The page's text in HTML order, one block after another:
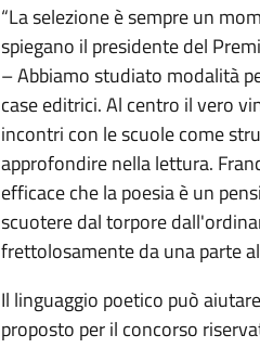
“La selezione è sempre un
spiegano il presidente del
– Abbiamo studiato modalità
case editrici. Al centro il vero
incontri con le scuole come
approfondire nella lettura.
efficace che la poesia è un
scuotere dal torpore
frettolosamente da una parte
Il linguaggio poetico può
proposto per il concorso